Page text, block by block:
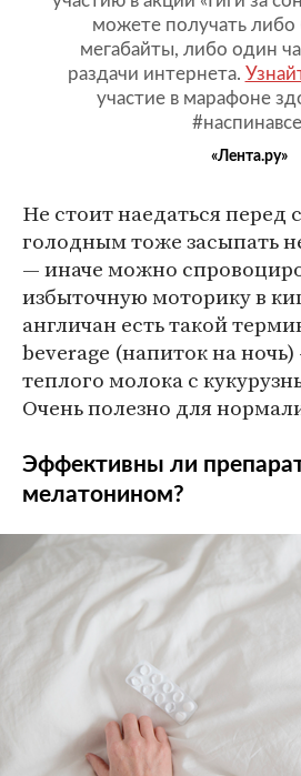
можете получать либо
мегабайты, либо один
раздачи интернета.
участие в марафоне
«Лента.ру»
Не стоит наедаться перед
голодным тоже засыпать
— иначе можно
избыточную моторику в
англичан есть такой
beverage (напиток на
теплого молока с
Очень полезно для
Эффективны ли
мелатонином?